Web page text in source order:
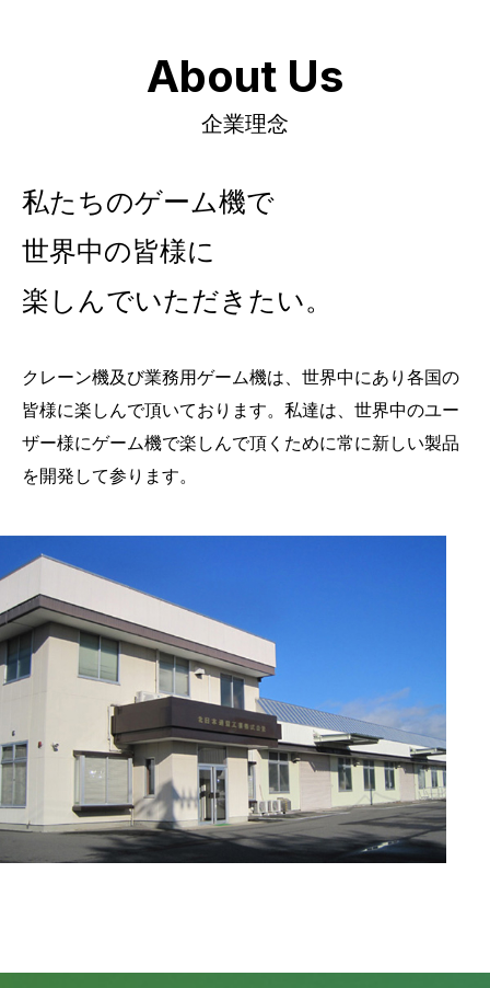
About Us
企業理念
私たちのゲーム機で
世界中の皆様に
楽しんでいただきたい。
クレーン機及び業務用ゲーム機は、世界中にあり各国の
皆様に楽しんで頂いております。私達は、世界中のユー
ザー様にゲーム機で楽しんで頂くために常に新しい製品
を開発して参ります。